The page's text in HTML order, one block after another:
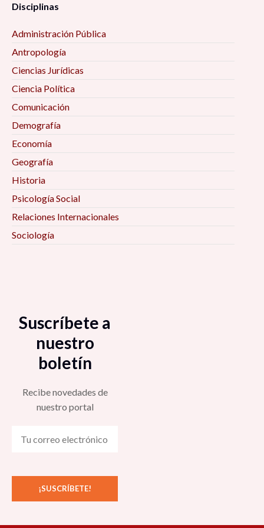
Disciplinas
Administración Pública
Antropología
Ciencias Jurídicas
Ciencia Política
Comunicación
Demografía
Economía
Geografía
Historia
Psicología Social
Relaciones Internacionales
Sociología
Suscríbete a
nuestro
boletín
Recibe novedades de
nuestro portal